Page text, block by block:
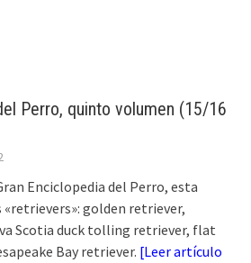
Perro, quinto volumen (15/16
Enciclopedia del Perro, esta
«retrievers»: golden retriever,
Scotia duck tolling retriever, flat
Bay retriever. [Leer artículo